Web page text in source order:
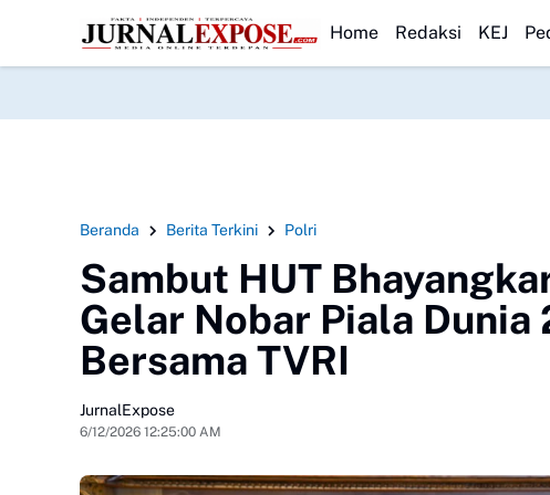
HEADLINE
SDN Pasirwalang KecewaSEKBER FAHMI Desak Polrestabes Medan
Home Redaksi KEJ
Beranda Berita Terkini Polri
Sambut HUT
Gelar Nobar Piala
Bersama TVRI
JurnalExpose
6/12/2026 12:25:00 AM